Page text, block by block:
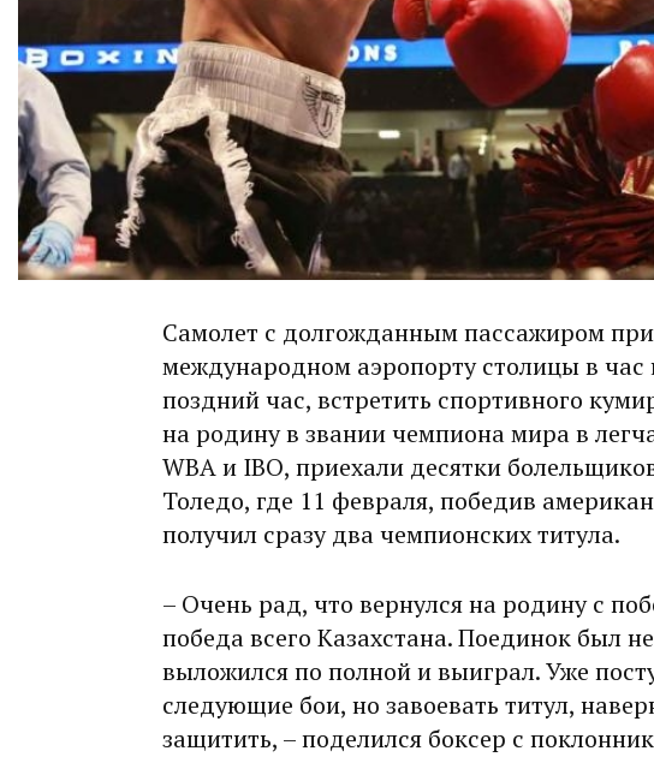
Самолет с долгожданным пассажиром
международном аэропорту столицы в час
поздний час, встретить спортивного
на родину в звании чемпиона мира в
WBA и IBO, приехали десятки
Толедо, где 11 февраля, победив
получил сразу два чемпионских титула.
– Очень рад, что вернулся на родину с
победа всего Казахстана. Поединок был
выложился по полной и выиграл. Уже
следующие бои, но завоевать титул,
защитить, – поделился боксер с